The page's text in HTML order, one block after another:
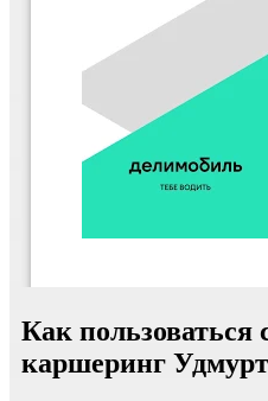
Как пользоваться
каршеринг